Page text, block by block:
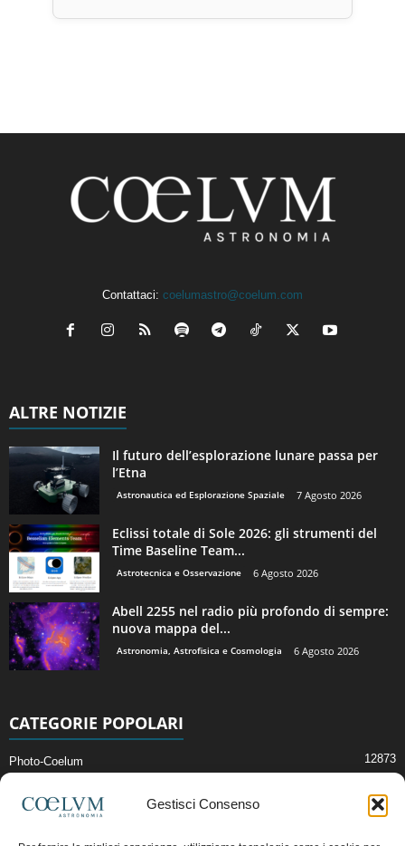
Gestisci Consenso
Contattaci: coelumastro@coelum.com
ALTRE NOTIZIE
Il futuro dell’esplorazione lunare passa per
l’Etna
Astronautica ed Esplorazione Spaziale 7 Agosto 2026
Eclissi totale di Sole 2026: gli strumenti del
Time Baseline Team...
Astrotecnica e Osservazione 6 Agosto 2026
Abell 2255 nel radio più profondo di sempre:
nuova mappa del...
Astronomia, Astrofisica e Cosmologia 6 Agosto 2026
CATEGORIE POPOLARI
Photo-Coelum 12873
News di Astronomia 2410
Cielo del Mese